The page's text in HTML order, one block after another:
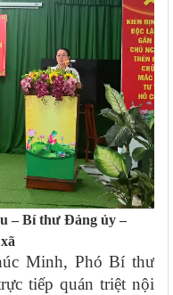
– Bí thư Đảng ủy –
Minh, Phó Bí thư
tiếp quán triệt nội